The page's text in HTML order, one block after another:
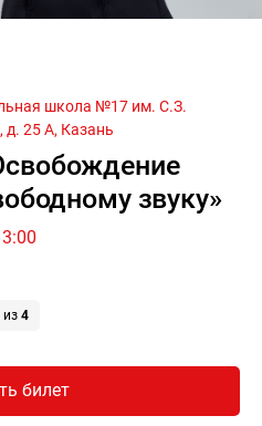
д. 25 А, Казань
звуку»
из 4
билет